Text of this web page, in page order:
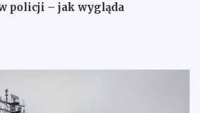
policji – jak wygląda